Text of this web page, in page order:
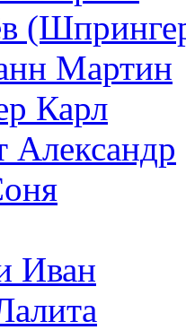
Мартин
Карл
Иван